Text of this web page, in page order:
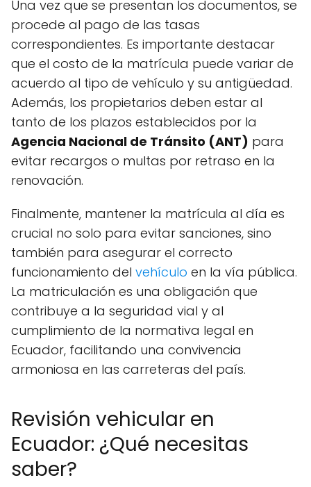
Una vez que se presentan los documentos, se
procede al pago de las tasas
correspondientes. Es importante destacar
que el costo de la matrícula puede variar de
acuerdo al tipo de vehículo y su antigüedad.
Además, los propietarios deben estar al
tanto de los plazos establecidos por la
Agencia Nacional de Tránsito (ANT) para
evitar recargos o multas por retraso en la
renovación.
Finalmente, mantener la matrícula al día es
crucial no solo para evitar sanciones, sino
también para asegurar el correcto
funcionamiento del vehículo en la vía pública.
La matriculación es una obligación que
contribuye a la seguridad vial y al
cumplimiento de la normativa legal en
Ecuador, facilitando una convivencia
armoniosa en las carreteras del país.
Revisión vehicular en
Ecuador: ¿Qué necesitas
saber?